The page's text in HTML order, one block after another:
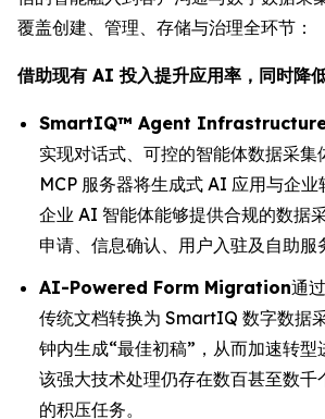
覆盖创建、管理、存储与治理全环节：
借助现有 AI 投入提升应用率，同时降
SmartIQ™ Agent
实现对话式、可控的智能体数据采
MCP 服务器将生成式 AI 应用与企业
企业 AI 智能体能够提供合规的数据
申请、信息确认、用户入驻及自助服
AI-Powered Form Migration通
传统文档转换为 SmartIQ 数字数据
钟内生成“最佳初稿”，从而加速转型
该强大技术处理仍存在数百甚至数千
的积压任务。